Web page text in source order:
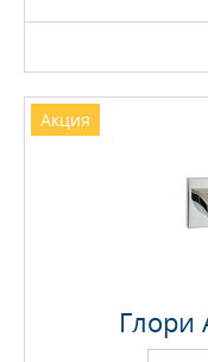
Акция
Глори